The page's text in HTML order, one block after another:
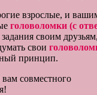
взрослые, и
головоломки (с
задания своим
свои
принцип.
совместного